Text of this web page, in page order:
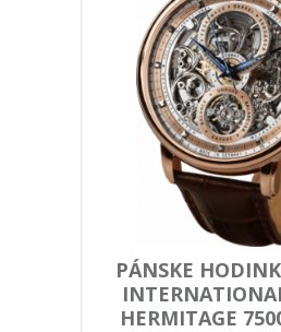
PÁNSKE
HERMITAGE